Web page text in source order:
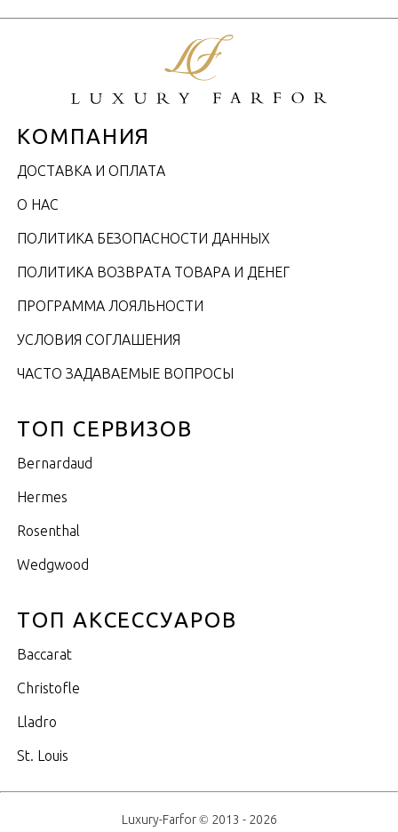
КОМПАНИЯ
ДОСТАВКА И ОПЛАТА
О НАС
ПОЛИТИКА БЕЗОПАСНОСТИ ДАННЫХ
ПОЛИТИКА ВОЗВРАТА ТОВАРА И ДЕНЕГ
ПРОГРАММА ЛОЯЛЬНОСТИ
УСЛОВИЯ СОГЛАШЕНИЯ
ЧАСТО ЗАДАВАЕМЫЕ ВОПРОСЫ
ТОП СЕРВИЗОВ
Bernardaud
Hermes
Rosenthal
Wedgwood
ТОП АКСЕССУАРОВ
Baccarat
Christofle
Lladro
St. Louis
Luxury-Farfor © 2013 - 2026